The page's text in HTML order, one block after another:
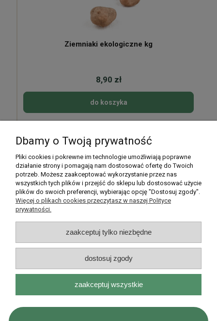
Ziemniaki ekologiczne kg
8,90 zł
do koszyka
Moje konto
Płatności i dostawa
Informacje
O nas
Rarytasy Dolnośląskie | ul. Olszewskiego 99, 51-638 Wrocław |
kontakt@rarytasydolnoslaskie.pl|537 71 71 71| NIP: 8982036706 |
Dbamy o Twoją prywatność
Pliki cookies i pokrewne im technologie umożliwiają poprawne
działanie strony i pomagają nam dostosować ofertę do Twoich
potrzeb. Możesz zaakceptować wykorzystanie przez nas
wszystkich tych plików i przejść do sklepu lub dostosować użycie
plików do swoich preferencji, wybierając opcję "Dostosuj zgody".
Więcej o plikach cookies przeczytasz w naszej Polityce
prywatności.
zaakceptuj tylko niezbędne
dostosuj zgody
zaakceptuj wszystkie